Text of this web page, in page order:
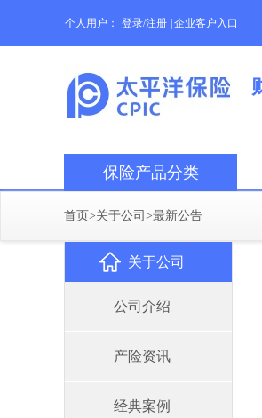
个人用户： 登录/注册 企业客户入口
保险产品分类
首页>关于公司 >最新公告
关于公司
公司介绍
产险资讯
经典案例